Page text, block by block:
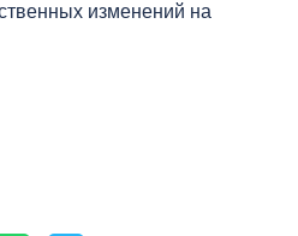
изменений на